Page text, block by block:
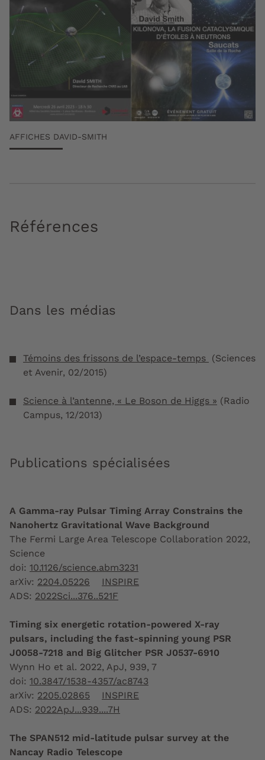
AFFICHES DAVID-SMITH
Références
Dans les médias
Témoins des frissons de l’espace-temps (Sciences
et Avenir, 02/2015)
Science à l’antenne, « Le Boson de Higgs » (Radio
Campus, 12/2013)
Publications spécialisées
A Gamma-ray Pulsar Timing Array Constrains the
Nanohertz Gravitational Wave Background
The Fermi Large Area Telescope Collaboration 2022,
Science
doi: 10.1126/science.abm3231
arXiv: 2204.05226
INSPIRE
ADS: 2022Sci...376..521F
Timing six energetic rotation-powered X-ray
pulsars, including the fast-spinning young PSR
J0058-7218 and Big Glitcher PSR J0537-6910
Wynn Ho et al. 2022, ApJ, 939, 7
doi: 10.3847/1538-4357/ac8743
arXiv: 2205.02865
INSPIRE
ADS: 2022ApJ...939....7H
The SPAN512 mid-latitude pulsar survey at the
Nancay Radio Telescope